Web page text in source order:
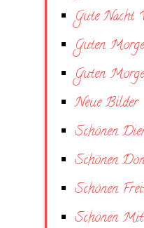
Gute Nacht
Guten
Guten
Neue Bilder
Schönen
Schönen
Schönen
Schönen